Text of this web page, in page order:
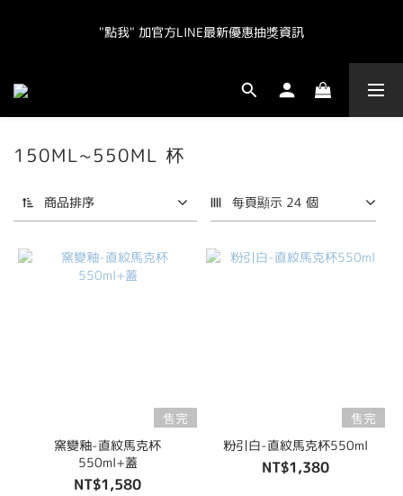
"點我" 加官方LINE最新優惠抽獎資訊
"點我" 加官方LINE最新優惠抽獎資訊
全球皆運送.  台灣地區（不含離島）滿NT800免運.  其他地區滿
"點我" 加官方LINE最新優惠抽獎資訊
150ML~550ML 杯
商品排序 每頁顯示 24 個
售完
窯變釉-直紋馬克杯
550ml+蓋
NT$1,580
售完
粉引白-直紋馬克杯550ml
NT$1,380